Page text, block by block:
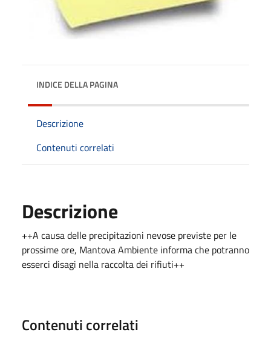
INDICE DELLA PAGINA
Descrizione
Contenuti correlati
Descrizione
++A causa delle precipitazioni nevose previste per le
prossime ore, Mantova Ambiente informa che potranno
esserci disagi nella raccolta dei rifiuti++
Contenuti correlati